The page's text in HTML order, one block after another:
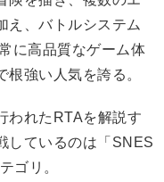
え、バトルシステム
に高品質なゲーム体
強い人気を誇る。
われたRTAを解説す
しているのは「SNES
ゴリ。